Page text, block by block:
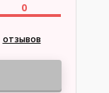
0
отзывов